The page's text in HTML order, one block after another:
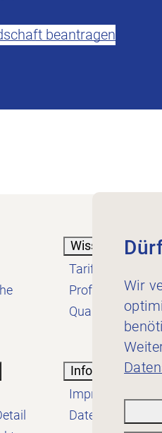
beantragen
Wissen
Tarif
Profession
Qualität
Informatives
Impressum
Wir